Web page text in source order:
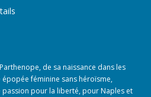
de sa naissance dans les
épopée féminine sans héroïsme,
pour la liberté, pour Naples et